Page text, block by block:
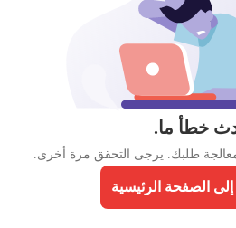
خطأ ما.
معالجة طلبك. يرجى التحقق مرة أخرى.
إلى الصفحة الرئيسية